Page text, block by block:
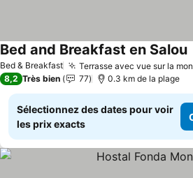
Bed & Breakfast Terrasse avec vue sur la
Bed and Breakfast en Salou
8,2 Très bien 77 0.3 km de la plage
Sélectionnez des dates pour voir
les prix exacts